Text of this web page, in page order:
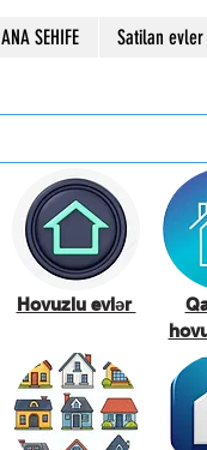
ANA SEHIFE Satilan
Hovuzlu evlər